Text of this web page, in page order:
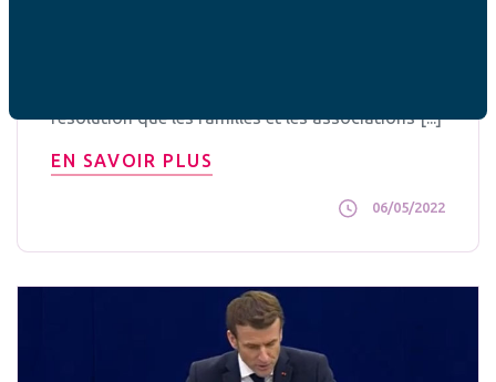
résolution que les familles et les associations [...]
EN SAVOIR PLUS
06/05/2022